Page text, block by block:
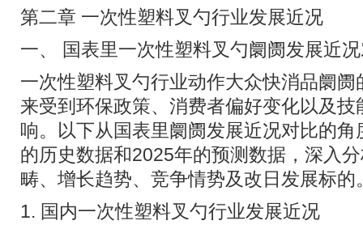
第二章 一次性塑料叉勺行业发展近况
一、 国表里一次性塑料叉勺阛阓发展近
一次性塑料叉勺行业动作大众快消品阛
来受到环保政策、消费者偏好变化以及
响。以下从国表里阛阓发展近况对比的
的历史数据和2025年的预测数据，深入
畴、增长趋势、竞争情势及改日发展标的
1. 国内一次性塑料叉勺行业发展近况